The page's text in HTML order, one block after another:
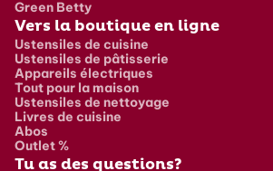
Green Betty
Vers la boutique en ligne
Ustensiles de cuisine
Ustensiles de pâtisserie
Appareils électriques
Tout pour la maison
Ustensiles de nettoyage
Livres de cuisine
Abos
Outlet %
Tu as des questions?